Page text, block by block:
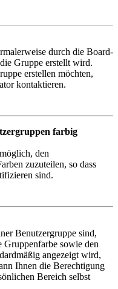
durch die Board-
Gruppe erstellt wird.
erstellen möchten,
kontaktieren.
farbig
den
zuzuteilen, so dass
sind.
Benutzergruppe sind,
sowie den
angezeigt wird,
Ihnen die Berechtigung
Bereich selbst